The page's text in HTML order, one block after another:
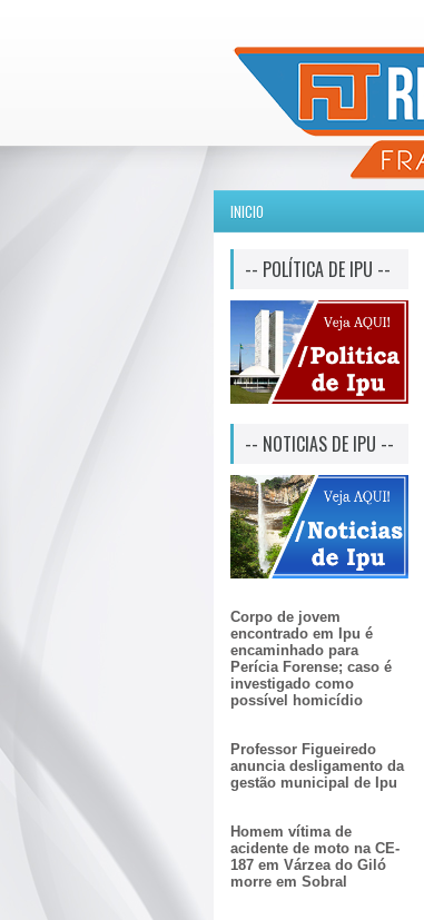
INICIO
-- POLÍTICA DE IPU --
-- NOTICIAS DE IPU --
Corpo de jovem
encontrado em Ipu é
encaminhado para
Perícia Forense; caso é
investigado como
possível homicídio
Professor Figueiredo
anuncia desligamento da
gestão municipal de Ipu
Homem vítima de
acidente de moto na CE-
187 em Várzea do Giló
morre em Sobral